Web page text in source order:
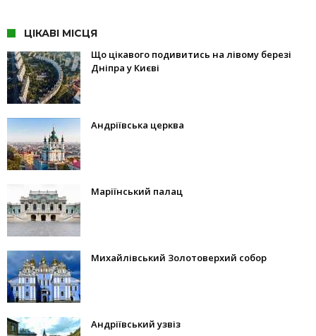
ЦІКАВІ МІСЦЯ
Що цікавого подивитись на лівому березі
Дніпра у Києві
Андріївська церква
Маріїнський палац
Михайлівський Золотоверхий собор
Андріївський узвіз